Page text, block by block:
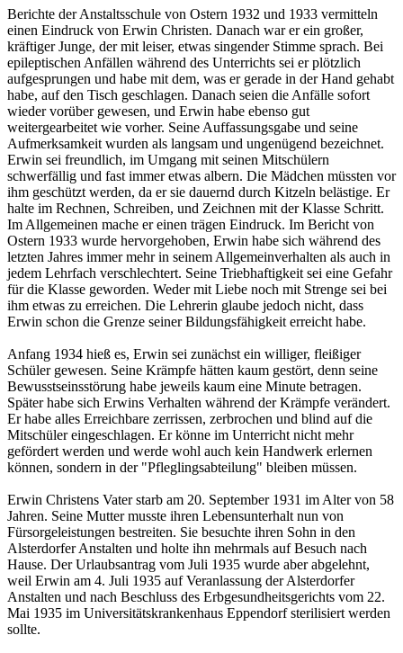
Berichte der Anstaltsschule von Ostern 1932 und 1933 vermitteln
einen Eindruck von Erwin Christen. Danach war er ein großer,
kräftiger Junge, der mit leiser, etwas singender Stimme sprach. Bei
epileptischen Anfällen während des Unterrichts sei er plötzlich
aufgesprungen und habe mit dem, was er gerade in der Hand gehabt
habe, auf den Tisch geschlagen. Danach seien die Anfälle sofort
wieder vorüber gewesen, und Erwin habe ebenso gut
weitergearbeitet wie vorher. Seine Auffassungsgabe und seine
Aufmerksamkeit wurden als langsam und ungenügend bezeichnet.
Erwin sei freundlich, im Umgang mit seinen Mitschülern
schwerfällig und fast immer etwas albern. Die Mädchen müssten vor
ihm geschützt werden, da er sie dauernd durch Kitzeln belästige. Er
halte im Rechnen, Schreiben, und Zeichnen mit der Klasse Schritt.
Im Allgemeinen mache er einen trägen Eindruck. Im Bericht von
Ostern 1933 wurde hervorgehoben, Erwin habe sich während des
letzten Jahres immer mehr in seinem Allgemeinverhalten als auch in
jedem Lehrfach verschlechtert. Seine Triebhaftigkeit sei eine Gefahr
für die Klasse geworden. Weder mit Liebe noch mit Strenge sei bei
ihm etwas zu erreichen. Die Lehrerin glaube jedoch nicht, dass
Erwin schon die Grenze seiner Bildungsfähigkeit erreicht habe.
Anfang 1934 hieß es, Erwin sei zunächst ein williger, fleißiger
Schüler gewesen. Seine Krämpfe hätten kaum gestört, denn seine
Bewusstseinsstörung habe jeweils kaum eine Minute betragen.
Später habe sich Erwins Verhalten während der Krämpfe verändert.
Er habe alles Erreichbare zerrissen, zerbrochen und blind auf die
Mitschüler eingeschlagen. Er könne im Unterricht nicht mehr
gefördert werden und werde wohl auch kein Handwerk erlernen
können, sondern in der "Pfleglingsabteilung" bleiben müssen.
Erwin Christens Vater starb am 20. September 1931 im Alter von 58
Jahren. Seine Mutter musste ihren Lebensunterhalt nun von
Fürsorgeleistungen bestreiten. Sie besuchte ihren Sohn in den
Alsterdorfer Anstalten und holte ihn mehrmals auf Besuch nach
Hause. Der Urlaubsantrag vom Juli 1935 wurde aber abgelehnt,
weil Erwin am 4. Juli 1935 auf Veranlassung der Alsterdorfer
Anstalten und nach Beschluss des Erbgesundheitsgerichts vom 22.
Mai 1935 im Universitätskrankenhaus Eppendorf sterilisiert werden
sollte.